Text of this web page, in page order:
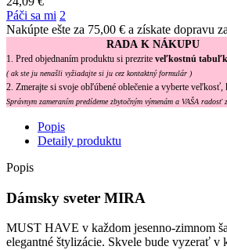
Páči sa mi 2
Nakúpte ešte za 75,00 € a získate dopravu
RADA K NÁKUPU
1. Pred objednaním produktu si prezrite veľkostnú
( ak ste ju nenašli vyžiadajte si ju cez kontaktný formulár )
2. Zmerajte si svoje obľúbené oblečenie a vyberte veľkosť,
Správnym zameraním predídeme zbytočným výmenám a VAŠA radosť
Popis
Detaily produktu
Popis
Dámsky sveter MIRA
MUST HAVE v každom jesenno-zimnom
elegantné štylizácie. Skvele bude vyzerať v